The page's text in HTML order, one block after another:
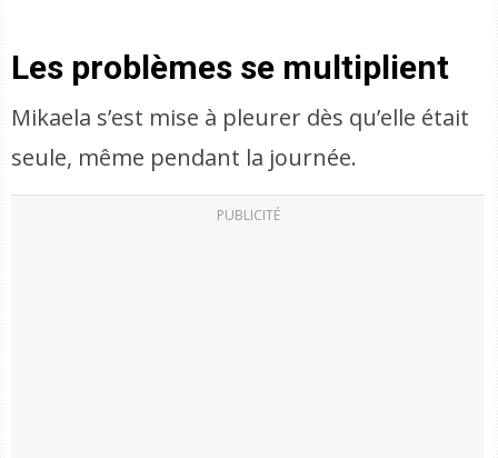
Les problèmes se multiplient
Mikaela s’est mise à pleurer dès qu’elle était
seule, même pendant la journée.
PUBLICITÉ